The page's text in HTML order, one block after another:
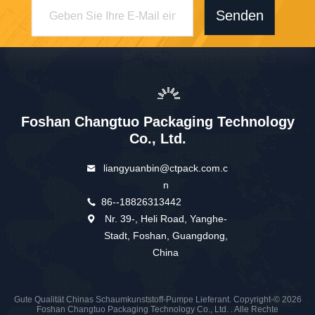
Senden
Foshan Changtuo Packaging Technology
Co., Ltd.
liangyuanbin@ctpack.com.c
n
86--18826313442
Nr. 39-, Heli Road, Yanghe-
Stadt, Foshan, Guangdong,
China
Gute Qualität Chinas Schaumkunststoff-Pumpe Lieferant. Copyright-© 2026
Foshan Changtuo Packaging Technology Co., Ltd. . Alle Rechte